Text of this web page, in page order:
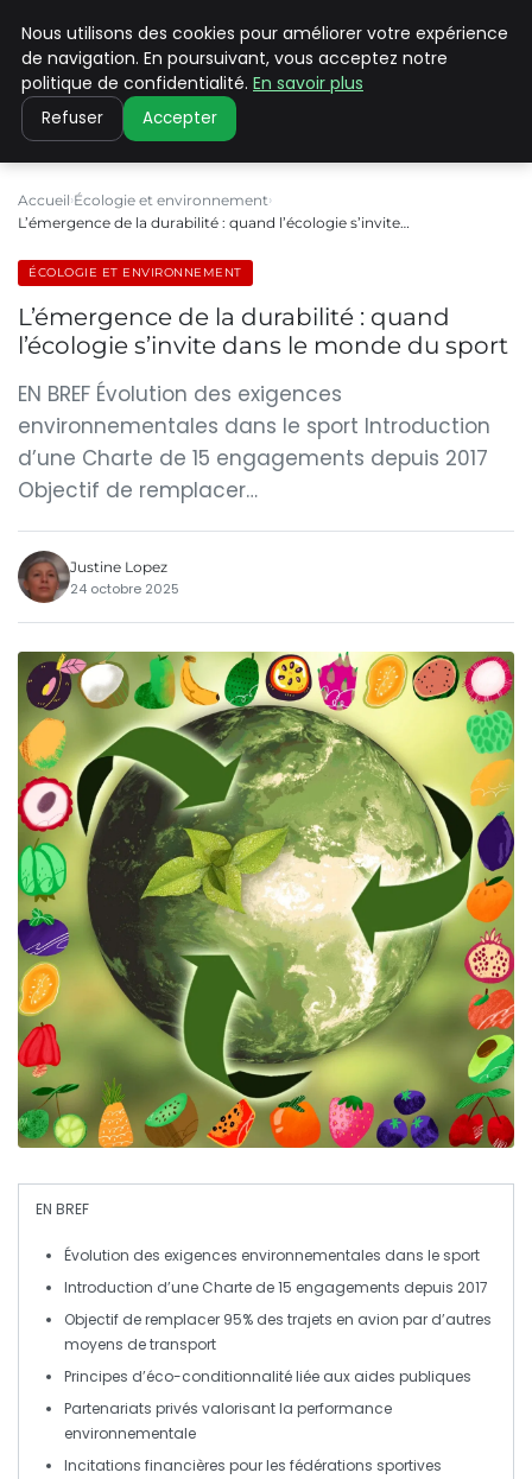
CLIMATE C ADVANCED
Accueil Écologie et environnement
L’émergence de la durabilité : quand l’écologie s’invite…
ÉCOLOGIE ET ENVIRONNEMENT
L’émergence de la durabilité : quand
l’écologie s’invite dans le monde du sport
EN BREF Évolution des exigences
environnementales dans le sport Introduction
d’une Charte de 15 engagements depuis 2017
Objectif de remplacer…
Justine Lopez
24 octobre 2025
EN BREF
Évolution des exigences environnementales dans le sport
Introduction d’une Charte de 15 engagements depuis 2017
Objectif de remplacer 95% des trajets en avion par d’autres
moyens de transport
Principes d’éco-conditionnalitéliée aux aides publiques
Partenariats privés valorisant la performance
environnementale
Incitations financières pour les fédérations sportives
Nous utilisons des cookies pour améliorer votre expérience
de navigation. En poursuivant, vous acceptez notre
politique de confidentialité. En savoir plus
Refuser Accepter